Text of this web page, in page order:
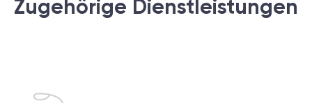
Zugehörige Dienstleistungen